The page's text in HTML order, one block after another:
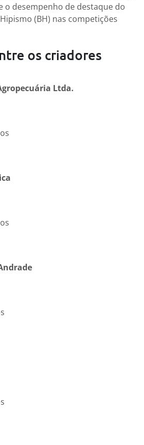
o desempenho de destaque do
(BH) nas competições
os criadores
Ltda.